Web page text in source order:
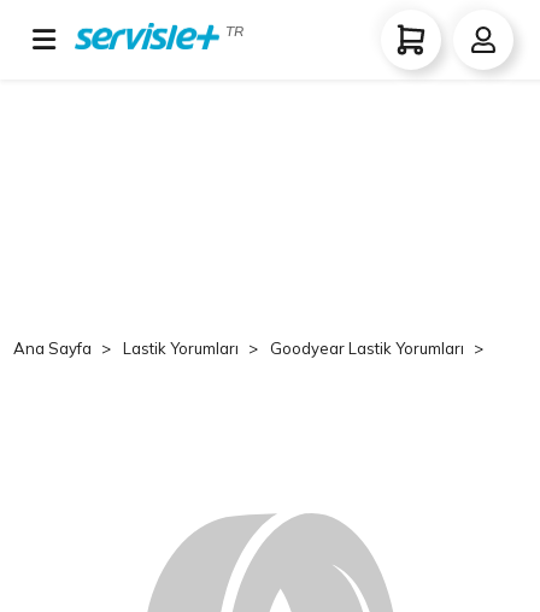
TR
Ana Sayfa Lastik Yorumları Goodyear Lastik Yorumları